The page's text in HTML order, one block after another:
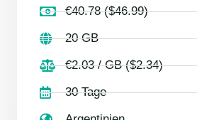
€40.78 ($46.99)
20 GB
€2.03 / GB ($2.34)
30 Tage